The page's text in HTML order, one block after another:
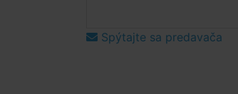
Spýtajte sa predavača